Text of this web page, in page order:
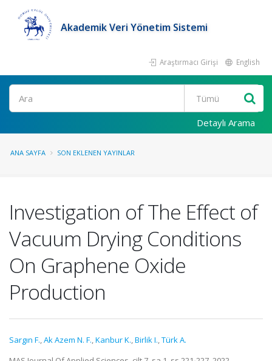
Akademik Veri Yönetim Sistemi
Araştırmacı Girişi English
Ara
Detaylı Arama
ANA SAYFA SON EKLENEN YAYINLAR
Investigation of The Effect of
Vacuum Drying Conditions
On Graphene Oxide
Production
Sargın F.,Ak Azem N. F.,Kanbur K.,Birlik I.,Türk A.